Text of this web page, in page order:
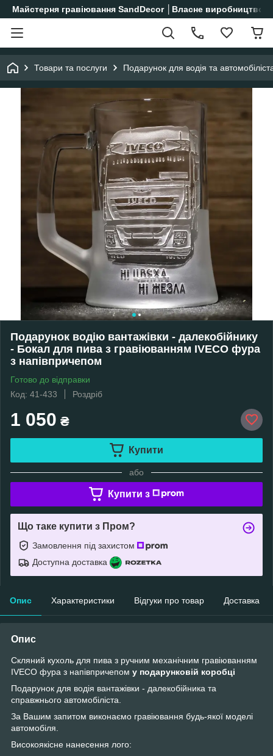
Майстерня гравіювання SandDecor │Власне виробництво│
Товари та послуги Подарунок для водія та
Подарунок водію вантажівки - далекобійнику
- Бокал для пива з гравіюванням IVECO фура
з напівпричепом
Готово до відправки
Код: 41-433
Роздріб
1 050 ₴
Купити
або
Купити з
Що таке купити з Пром?
Замовлення під захистом
Доступна доставка
Опис Характеристики Відгуки про товар Доставка
Опис
Cкляний кухоль для пива з ручним механічним гравіюванням
IVECO фура з напівпричепом у подарунковій коробці
Подарунок для водія вантажівки - далекобійника та
справжнього автомобіліста.
За Вашим запитом виконаємо гравіювання будь-якої моделі
автомобіля.
Високоякісне нанесення лого: